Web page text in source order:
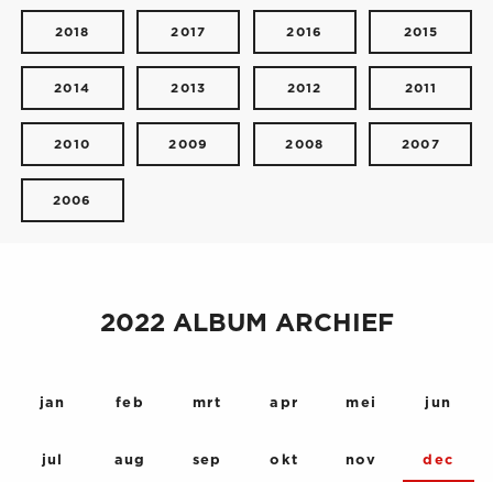
2018 2017 2016 2015
2014 2013 2012 2011
2010 2009 2008 2007
2006
2022 ALBUM ARCHIEF
jan feb mrt apr mei jun
jul aug sep okt nov dec